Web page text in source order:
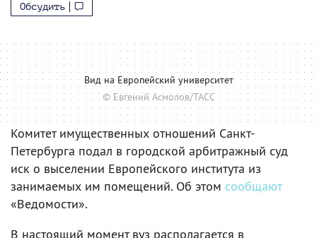
Обсудить
Вид на Европейский университет
© Евгений Асмолов/ТАСС
Комитет имущественных отношений Санкт-
Петербурга подал в городской арбитражный суд
иск о выселении Европейского института из
занимаемых им помещений. Об этом сообщают
«Ведомости».
В настоящий момент вуз располагается в